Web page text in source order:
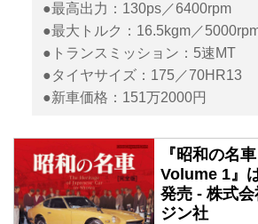
●最高出力：130ps／6400rpm
●最大トルク：16.5kgm／
●トランスミッション：5速MT
●タイヤサイズ：175／70HR13
●新車価格：151万2000円
『昭和の名
Volume 1』
発売 - 株式
ジン社